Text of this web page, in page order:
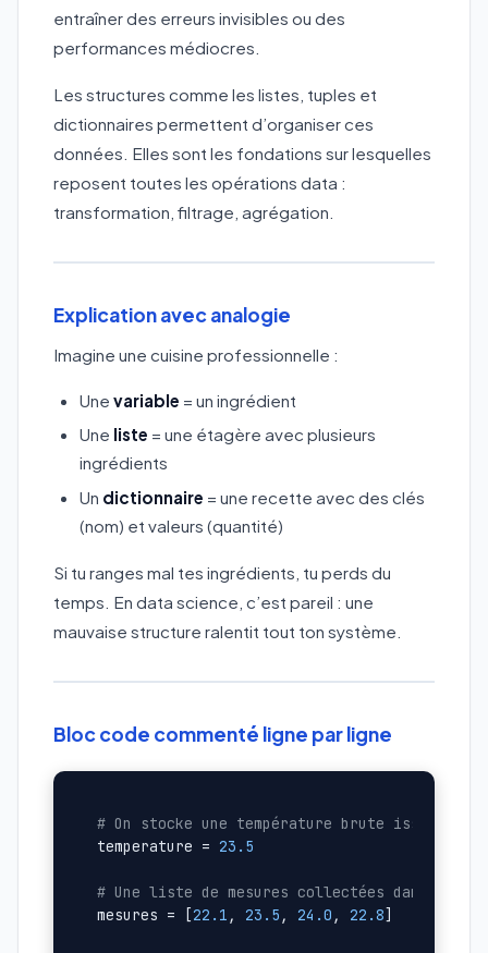
entraîner des erreurs invisibles ou des
performances médiocres.
Les structures comme les listes, tuples et
dictionnaires permettent d’organiser ces
données. Elles sont les fondations sur lesquelles
reposent toutes les opérations data :
transformation, filtrage, agrégation.
Explication avec analogie
Imagine une cuisine professionnelle :
Une variable = un ingrédient
Une liste = une étagère avec plusieurs
ingrédients
Un dictionnaire = une recette avec des clés
(nom) et valeurs (quantité)
Si tu ranges mal tes ingrédients, tu perds du
temps. En data science, c’est pareil : une
mauvaise structure ralentit tout ton système.
Bloc code commenté ligne par ligne
# On stocke une température brute issue d'un
temperature = 23.5
# Une liste de mesures collectées dans la
mesures = [22.1 , 23.5 , 24.0 , 22.8]